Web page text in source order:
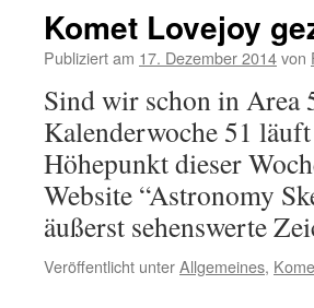
Komet Lovejoy
Publiziert am 17. Dezember 2014von
Sind wir schon in Area
Kalenderwoche 51
Höhepunkt dieser
Website “Astronomy
äußerst sehenswerte
Veröffentlicht unterAllgemeines,